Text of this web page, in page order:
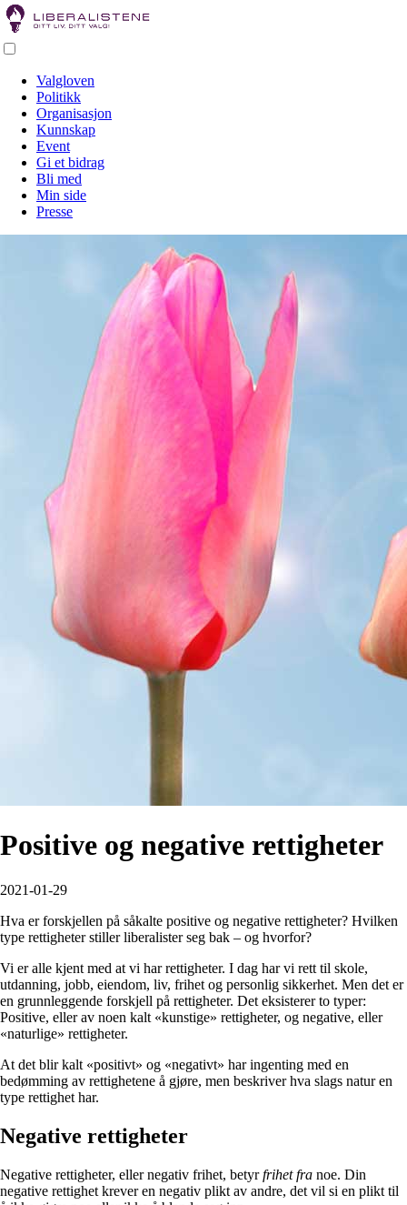
Valgloven
Politikk
Organisasjon
Kunnskap
Event
Gi et bidrag
Bli med
Min side
Presse
Positive og negative rettigheter
2021-01-29
Hva er forskjellen på såkalte positive og negative rettigheter? Hvilken
type rettigheter stiller liberalister seg bak – og hvorfor?
Vi er alle kjent med at vi har rettigheter. I dag har vi rett til skole,
utdanning, jobb, eiendom, liv, frihet og personlig sikkerhet. Men det er
en grunnleggende forskjell på rettigheter. Det eksisterer to typer:
Positive, eller av noen kalt «kunstige» rettigheter, og negative, eller
«naturlige» rettigheter.
At det blir kalt «positivt» og «negativt» har ingenting med en
bedømming av rettighetene å gjøre, men beskriver hva slags natur en
type rettighet har.
Negative rettigheter
Negative rettigheter, eller negativ frihet, betyrfrihet fra noe. Din
negative rettighet krever en negativ plikt av andre, det vil si en plikt til